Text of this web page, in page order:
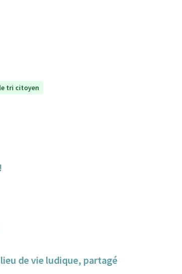
tri citoyen
de vie ludique, partagé